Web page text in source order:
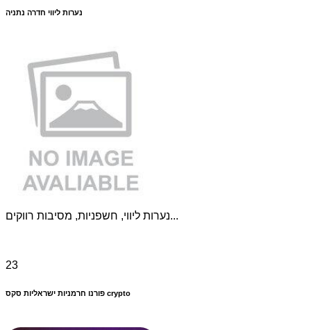
נערות ליווי חדרה נתניה
נערות ליווי, חשפניות, מסיבות רווקים...
23
פורנו חרמניות ישראליות סקס crypto